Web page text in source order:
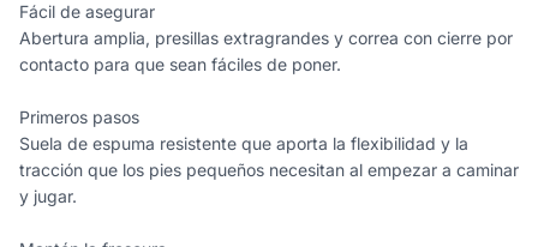
Fácil de asegurar
Abertura amplia, presillas extragrandes y correa con cierre por
contacto para que sean fáciles de poner.
Primeros pasos
Suela de espuma resistente que aporta la flexibilidad y la
tracción que los pies pequeños necesitan al empezar a caminar
y jugar.